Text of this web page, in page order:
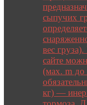
сыпучих
вес
сайте
(мах. m
кг) —